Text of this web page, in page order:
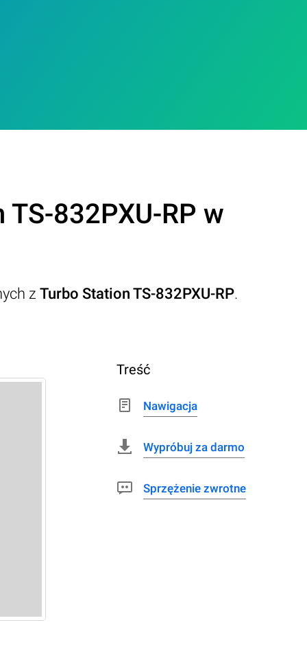
832PXU-RP w
z Turbo Station TS-832PXU-RP.
Treść
Nawigacja
Wypróbuj za darmo
Sprzężenie zwrotne